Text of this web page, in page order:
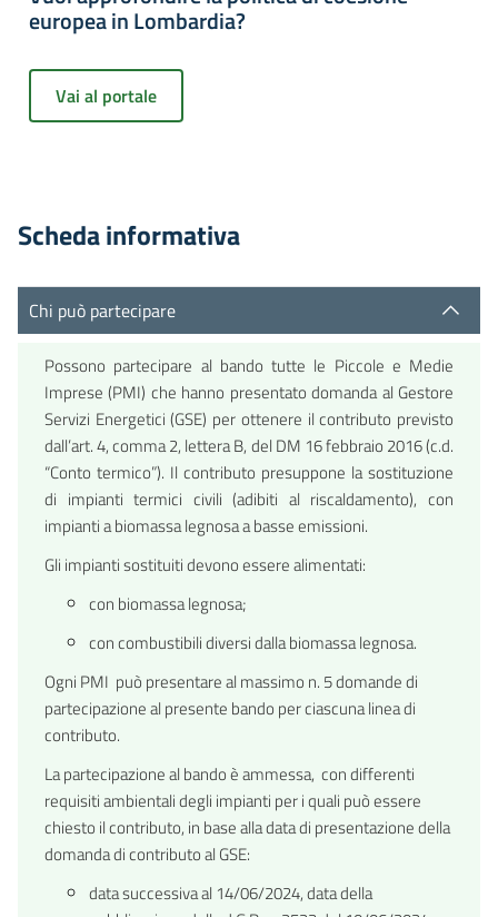
europea in Lombardia?
Vai al portale
Scheda informativa
Chi può partecipare
Possono partecipare al bando tutte le Piccole e Medie
Imprese (PMI) che hanno presentato domanda al Gestore
Servizi Energetici (GSE) per ottenere il contributo previsto
dall’art. 4, comma 2, lettera B, del DM 16 febbraio 2016 (c.d.
“Conto termico”). Il contributo presuppone la sostituzione
di impianti termici civili (adibiti al riscaldamento), con
impianti a biomassa legnosa a basse emissioni.
Gli impianti sostituiti devono essere alimentati:
con biomassa legnosa;
con combustibili diversi dalla biomassa legnosa.
Ogni PMI può presentare al massimo n. 5 domande di
partecipazione al presente bando per ciascuna linea di
contributo.
La partecipazione al bando è ammessa, con differenti
requisiti ambientali degli impianti per i quali può essere
chiesto il contributo, in base alla data di presentazione della
domanda di contributo al GSE:
data successiva al 14/06/2024, data della